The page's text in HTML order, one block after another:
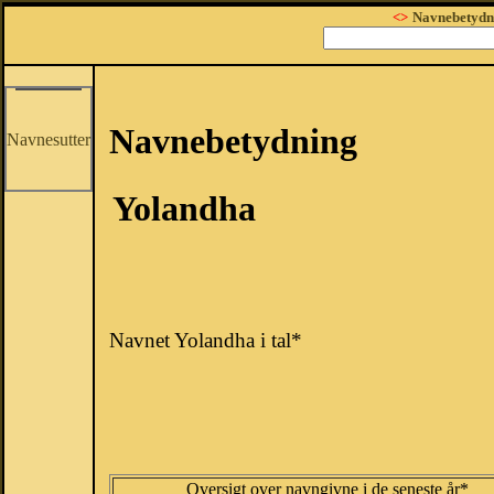
<>
Navnesutter
Navnebetydning
Yolandha
Navnet Yolandha i tal*
Oversigt over navngivne i de seneste år*